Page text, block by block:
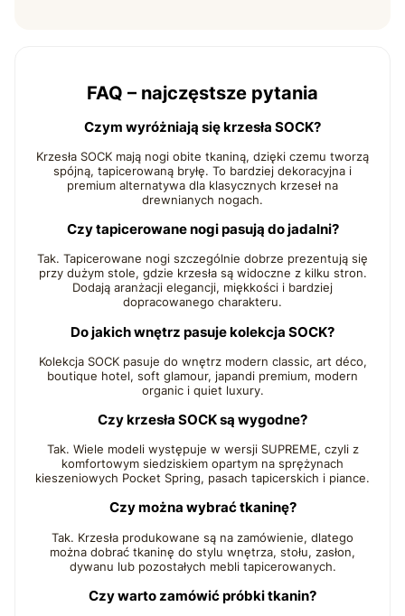
FAQ – najczęstsze pytania
Czym wyróżniają się krzesła SOCK?
Krzesła SOCK mają nogi obite tkaniną, dzięki czemu tworzą
spójną, tapicerowaną bryłę. To bardziej dekoracyjna i
premium alternatywa dla klasycznych krzeseł na
drewnianych nogach.
Czy tapicerowane nogi pasują do jadalni?
Tak. Tapicerowane nogi szczególnie dobrze prezentują się
przy dużym stole, gdzie krzesła są widoczne z kilku stron.
Dodają aranżacji elegancji, miękkości i bardziej
dopracowanego charakteru.
Do jakich wnętrz pasuje kolekcja SOCK?
Kolekcja SOCK pasuje do wnętrz modern classic, art déco,
boutique hotel, soft glamour, japandi premium, modern
organic i quiet luxury.
Czy krzesła SOCK są wygodne?
Tak. Wiele modeli występuje w wersji SUPREME, czyli z
komfortowym siedziskiem opartym na sprężynach
kieszeniowych Pocket Spring, pasach tapicerskich i piance.
Czy można wybrać tkaninę?
Tak. Krzesła produkowane są na zamówienie, dlatego
można dobrać tkaninę do stylu wnętrza, stołu, zasłon,
dywanu lub pozostałych mebli tapicerowanych.
Czy warto zamówić próbki tkanin?